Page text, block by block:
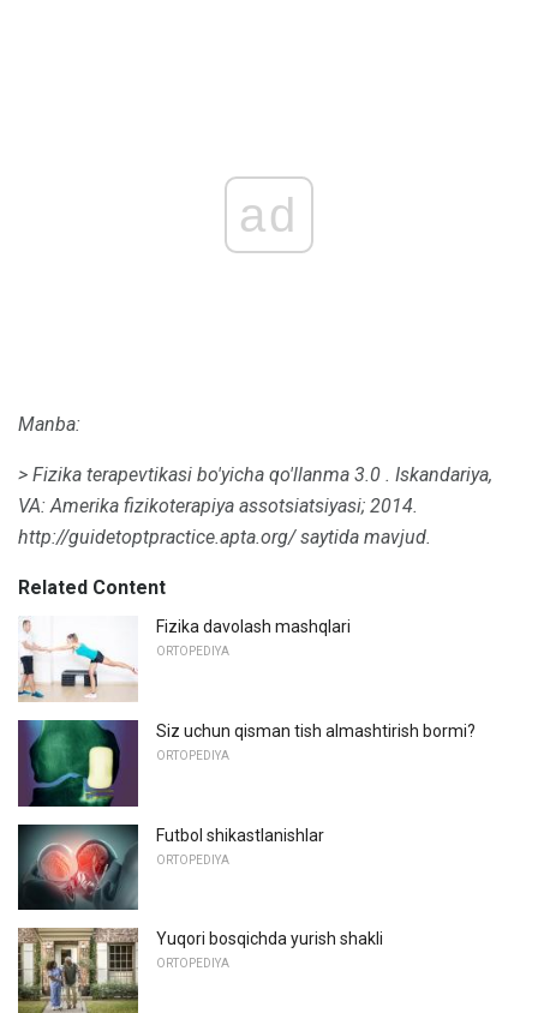
ad
Manba:
> Fizika terapevtikasi bo'yicha qo'llanma 3.0 . Iskandariya,
VA: Amerika fizikoterapiya assotsiatsiyasi; 2014.
http://guidetoptpractice.apta.org/ saytida mavjud.
Related Content
Fizika davolash mashqlari
ORTOPEDIYA
Siz uchun qisman tish almashtirish bormi?
ORTOPEDIYA
Futbol shikastlanishlar
ORTOPEDIYA
Yuqori bosqichda yurish shakli
ORTOPEDIYA